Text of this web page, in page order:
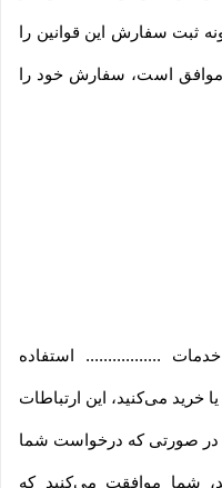
ثبت سفارش این قوانین را
موافق است، سفارش خود را
................. استفاده
خرید می‏‌کنید، این ارتباطات
در صورتی که درخواست شما
شما موافقت می‌‏کنید که